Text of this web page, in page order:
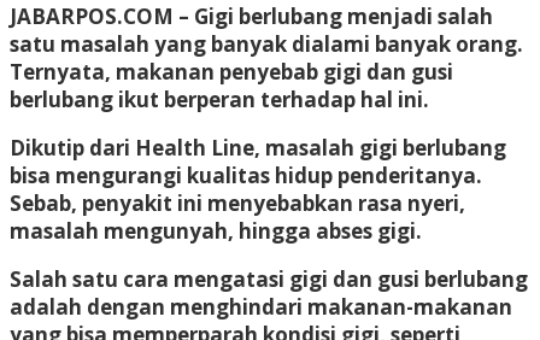
JABARPOS.COM – Gigi berlubang menjadi salah
satu masalah yang banyak dialami banyak orang.
Ternyata, makanan penyebab gigi dan gusi
berlubang ikut berperan terhadap hal ini.
Dikutip dari Health Line, masalah gigi berlubang
bisa mengurangi kualitas hidup penderitanya.
Sebab, penyakit ini menyebabkan rasa nyeri,
masalah mengunyah, hingga abses gigi.
Salah satu cara mengatasi gigi dan gusi berlubang
adalah dengan menghindari makanan-makanan
yang bisa memperparah kondisi gigi, seperti